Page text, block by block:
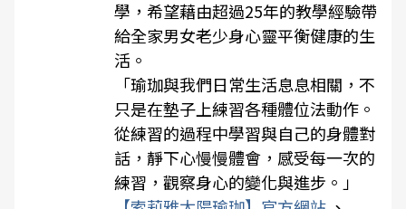
學，希望藉由超過25年的教學經驗帶
給全家男女老少身心靈平衡健康的生
活。
「瑜珈與我們日常生活息息相關，不
只是在墊子上練習各種體位法動作。
從練習的過程中學習與自己的身體對
話，靜下心慢慢體會，感受每一次的
練習，觀察身心的變化與進步。」